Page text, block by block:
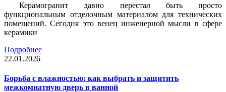
Керамогранит давно перестал быть просто
функциональным отделочным материалом для технических
помещений. Сегодня это венец инженерной мысли в сфере
керамики
Подробнее
22.01.2026
Борьба с влажностью: как выбрать и защитить
межкомнатную дверь в ванной